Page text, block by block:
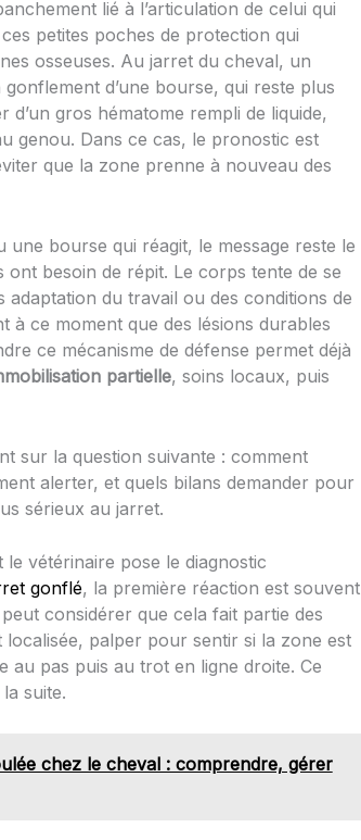
lié à l’articulation de celui qui
petites poches de protection qui
osseuses. Au jarret du cheval, un
d’une bourse, qui reste plus
gros hématome rempli de liquide,
genou. Dans ce cas, le pronostic est
que la zone prenne à nouveau des
bourse qui réagit, le message reste le
ont besoin de répit. Le corps tente de se
du travail ou des conditions de
à ce moment que des lésions durables
ce mécanisme de défense permet déjà
partielle, soins locaux, puis
sur la question suivante : comment
alerter, et quels bilans demander pour
sérieux au jarret.
vétérinaire pose le diagnostic
gonflé, la première réaction est souvent
considérer que cela fait partie des
palper pour sentir si la zone est
au pas puis au trot en ligne droite. Ce
suite.
chez le cheval : comprendre, gérer